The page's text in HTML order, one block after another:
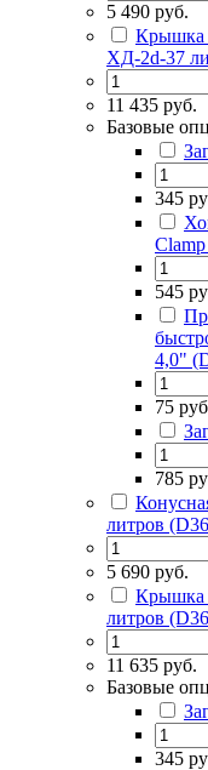
5 490 руб.
Крышка
ХД-2d-37
11 435 руб.
Базовые
345
545
4,0"
75
785
литров
5 690 руб.
Крышка
литров
11 635 руб.
Базовые
345